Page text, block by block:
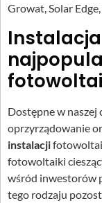
Growat, Solar
Dostępne w naszej
oprzyrządowanie
instalacji
fotowoltaiki
wśród inwestorów
tego rodzaju